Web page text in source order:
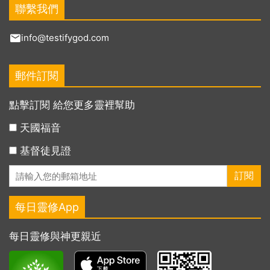
聯繫我們
info@testifygod.com
郵件訂閱
點擊訂閱 給您更多靈裡幫助
天國福音
基督徒見證
每日靈修App
每日靈修與神更親近